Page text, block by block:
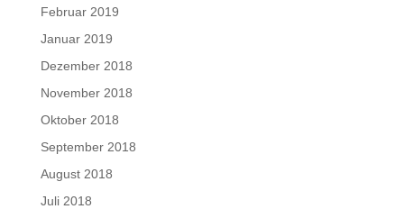
Februar 2019
Januar 2019
Dezember 2018
November 2018
Oktober 2018
September 2018
August 2018
Juli 2018